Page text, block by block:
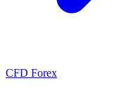
CFD Forex